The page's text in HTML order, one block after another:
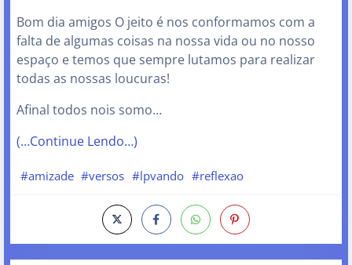
Bom dia amigos O jeito é nos conformamos com a
falta de algumas coisas na nossa vida ou no nosso
espaço e temos que sempre lutamos para realizar
todas as nossas loucuras!
Afinal todos nois somo…
(…Continue Lendo…)
#amizade #versos #lpvando #reflexao